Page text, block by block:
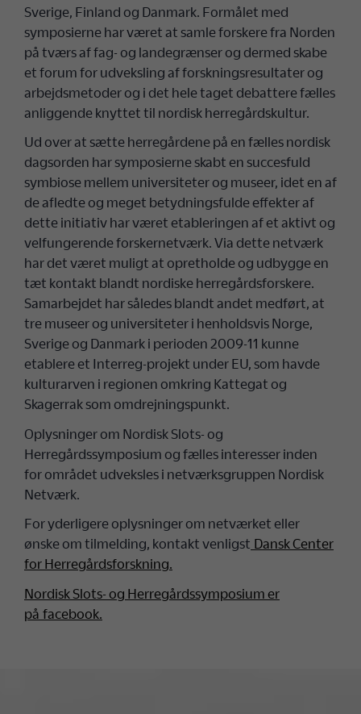
Sverige, Finland og Danmark. Formålet med
symposierne har været at samle forskere fra Norden
på tværs af fag- og landegrænser og dermed skabe
et forum for udveksling af forskningsresultater og
arbejdsmetoder og i det hele taget debattere fælles
anliggende knyttet til nordisk herregårdskultur.
Ud over at sætte herregårdene på en fælles nordisk
dagsorden har symposierne skabt en succesfuld
symbiose mellem universiteter og museer, idet en af
de afledte og meget betydningsfulde effekter af
dette initiativ har været etableringen af et aktivt og
velfungerende forskernetværk. Via dette netværk
har det været muligt at opretholde og udbygge en
tæt kontakt blandt nordiske herregårdsforskere.
Samarbejdet har således blandt andet medført, at
tre museer og universiteter i henholdsvis Norge,
Sverige og Danmark i perioden 2009-11 kunne
etablere et Interreg-projekt under EU, som havde
kulturarven i regionen omkring Kattegat og
Skagerrak som omdrejningspunkt.
Oplysninger om Nordisk Slots- og
Herregårdssymposium og fælles interesser inden
for området udveksles i netværksgruppen Nordisk
Netværk.
For yderligere oplysninger om netværket eller
ønske om tilmelding, kontakt venligst Dansk Center
for Herregårdsforskning.
Nordisk Slots- og Herregårdssymposium er
på facebook.